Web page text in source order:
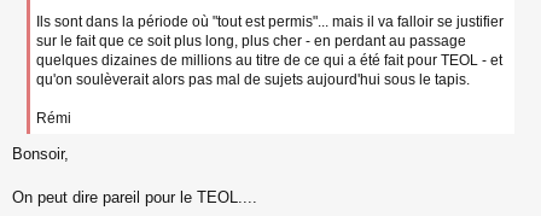
Ils sont dans la période où "tout est permis"... mais il va falloir se justifier
sur le fait que ce soit plus long, plus cher - en perdant au passage
quelques dizaines de millions au titre de ce qui a été fait pour TEOL - et
qu'on soulèverait alors pas mal de sujets aujourd'hui sous le tapis.
Rémi
Bonsoir,
On peut dire pareil pour le TEOL....